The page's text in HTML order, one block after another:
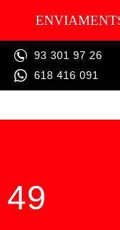
93 301 97 26
618 416 091
49